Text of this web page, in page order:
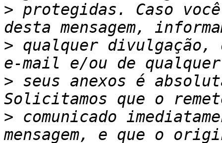
> protegidas. Caso
> qualquer
> seus anexos é
> comunicado